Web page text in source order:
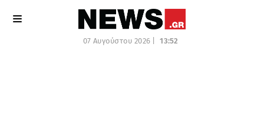
07 Αυγούστου 2026 | 13:52